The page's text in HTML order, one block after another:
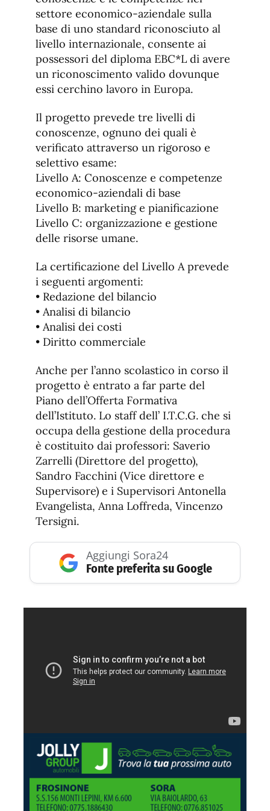
settore economico-aziendale sulla
base di uno standard riconosciuto al
livello internazionale, consente ai
possessori del diploma EBC*L di avere
un riconoscimento valido dovunque
essi cerchino lavoro in Europa.
Il progetto prevede tre livelli di
conoscenze, ognuno dei quali è
verificato attraverso un rigoroso e
selettivo esame:
Livello A: Conoscenze e competenze
economico-aziendali di base
Livello B: marketing e pianificazione
Livello C: organizzazione e gestione
delle risorse umane.
La certificazione del Livello A prevede
i seguenti argomenti:
• Redazione del bilancio
• Analisi di bilancio
• Analisi dei costi
• Diritto commerciale
Anche per l’anno scolastico in corso il
progetto è entrato a far parte del
Piano dell’Offerta Formativa
dell’Istituto. Lo staff dell’ I.T.C.G. che si
occupa della gestione della procedura
è costituito dai professori: Saverio
Zarrelli (Direttore del progetto),
Sandro Facchini (Vice direttore e
Supervisore) e i Supervisori Antonella
Evangelista, Anna Loffreda, Vincenzo
Tersigni.
Aggiungi Sora24
Fonte preferita su Google